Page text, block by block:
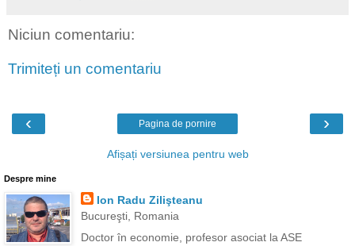
Niciun comentariu:
Trimiteți un comentariu
‹ ›
Pagina de pornire
Afișați versiunea pentru web
Despre mine
Ion Radu Zilişteanu
Bucureşti, Romania
Doctor în economie, profesor asociat la ASE